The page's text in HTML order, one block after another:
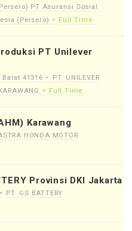
PT Asuransi Sosial
(Persero)
Full Time
PT Unilever
41316
PT. UNILEVER
Full Time
Karawang
HONDA MOTOR
Provinsi DKI Jakarta
PT. GS BATTERY